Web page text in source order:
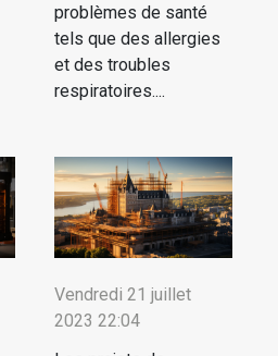
problèmes de santé
tels que des allergies
et des troubles
respiratoires....
Vendredi 21 juillet
2023 22:04